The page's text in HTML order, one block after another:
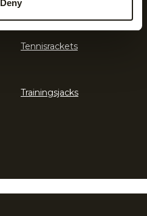
Deny
Tennisrackets
Trainingsjacks